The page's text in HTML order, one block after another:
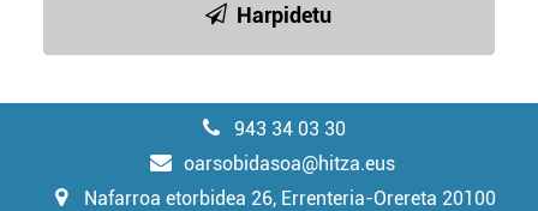
Harpidetu
943 34 03 30
oarsobidasoa@hitza.eus
Nafarroa etorbidea 26, Errenteria-Orereta 20100